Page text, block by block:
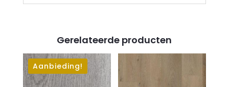
Gerelateerde producten
Aanbieding!